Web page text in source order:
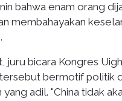
bahwa enam orang
membahayakan
juru bicara Kongres
bermotif politik
adil. "China tidak